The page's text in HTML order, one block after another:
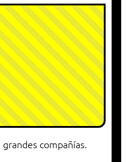
compañías.